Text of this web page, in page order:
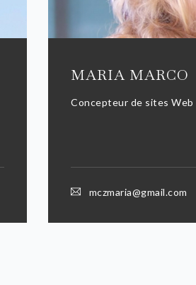
MARIA MARCO
Concepteur de sites
mczmaria@gmail.com